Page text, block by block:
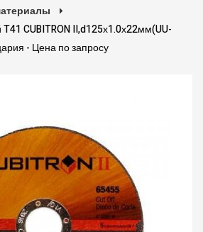
CUBITRON II,d125х1.0х22мм(UU-
- Цена по запросу